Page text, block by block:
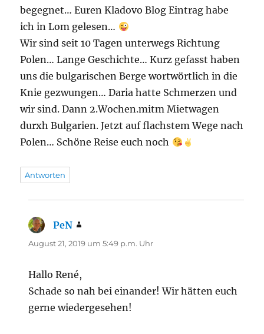
begegnet… Euren Kladovo Blog Eintrag habe
ich in Lom gelesen…
Wir sind seit 10 Tagen unterwegs Richtung
Polen… Lange Geschichte… Kurz gefasst haben
uns die bulgarischen Berge wortwörtlich in die
Knie gezwungen… Daria hatte Schmerzen und
wir sind. Dann 2.Wochen.mitm Mietwagen
durxh Bulgarien. Jetzt auf flachstem Wege nach
Polen… Schöne Reise euch noch
Antworten
PeN
August 21, 2019 um 5:49 p.m. Uhr
Hallo René,
Schade so nah bei einander! Wir hätten euch
gerne wiedergesehen!